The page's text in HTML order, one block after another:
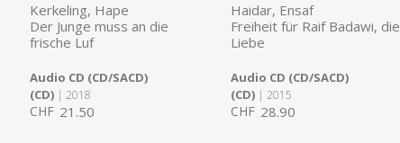
Kerkeling, Hape
Der Junge muss an die
frische Luf
Audio CD (CD/SACD)
(CD) | 2018
CHF 21.50
Haidar, Ensaf
Freiheit für Raif Badawi, die
Liebe
Audio CD (CD/SACD)
(CD)| 2015
CHF 28.90